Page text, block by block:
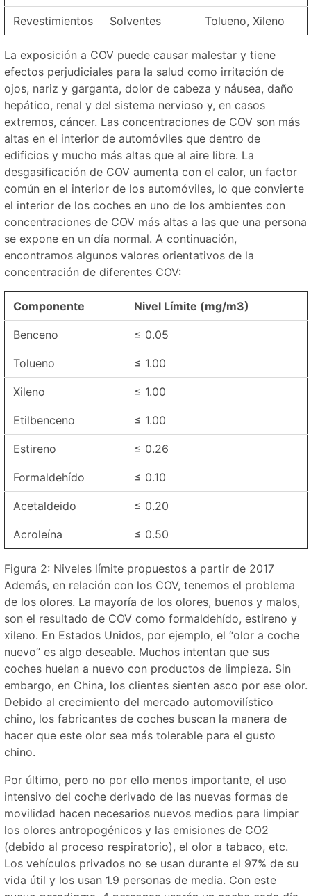
Revestimientos Solventes Tolueno, Xileno
La exposición a COV puede causar malestar y tiene
efectos perjudiciales para la salud como irritación de
ojos, nariz y garganta, dolor de cabeza y náusea, daño
hepático, renal y del sistema nervioso y, en casos
extremos, cáncer. Las concentraciones de COV son más
altas en el interior de automóviles que dentro de
edificios y mucho más altas que al aire libre. La
desgasificación de COV aumenta con el calor, un factor
común en el interior de los automóviles, lo que convierte
el interior de los coches en uno de los ambientes con
concentraciones de COV más altas a las que una persona
se expone en un día normal. A continuación,
encontramos algunos valores orientativos de la
concentración de diferentes COV:
Componente Nivel Límite (mg/m3)
Benceno ≤ 0.05
Tolueno ≤ 1.00
Xileno ≤ 1.00
Etilbenceno ≤ 1.00
Estireno ≤ 0.26
Formaldehído ≤ 0.10
Acetaldeido ≤ 0.20
Acroleína ≤ 0.50
Figura 2: Niveles límite propuestos a partir de 2017
Además, en relación con los COV, tenemos el problema
de los olores. La mayoría de los olores, buenos y malos,
son el resultado de COV como formaldehído, estireno y
xileno. En Estados Unidos, por ejemplo, el “olor a coche
nuevo” es algo deseable. Muchos intentan que sus
coches huelan a nuevo con productos de limpieza. Sin
embargo, en China, los clientes sienten asco por ese olor.
Debido al crecimiento del mercado automovilístico
chino, los fabricantes de coches buscan la manera de
hacer que este olor sea más tolerable para el gusto
chino.
Por último, pero no por ello menos importante, el uso
intensivo del coche derivado de las nuevas formas de
movilidad hacen necesarios nuevos medios para limpiar
los olores antropogénicos y las emisiones de CO2
(debido al proceso respiratorio), el olor a tabaco, etc.
Los vehículos privados no se usan durante el 97% de su
vida útil y los usan 1.9 personas de media. Con este